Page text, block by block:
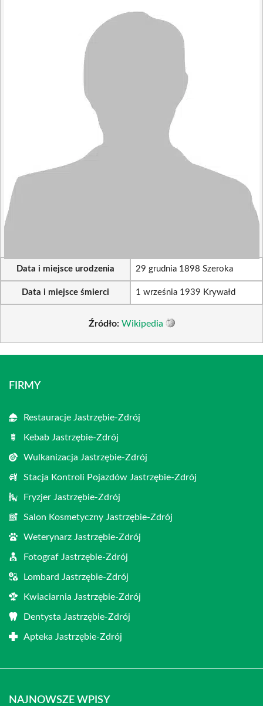
Data i miejsce urodzenia 29 grudnia 1898 Szeroka
Data i miejsce śmierci 1 września 1939 Krywałd
Źródło: Wikipedia
FIRMY
Restauracje Jastrzębie-Zdrój
Kebab Jastrzębie-Zdrój
Wulkanizacja Jastrzębie-Zdrój
Stacja Kontroli Pojazdów Jastrzębie-Zdrój
Fryzjer Jastrzębie-Zdrój
Salon Kosmetyczny Jastrzębie-Zdrój
Weterynarz Jastrzębie-Zdrój
Fotograf Jastrzębie-Zdrój
Lombard Jastrzębie-Zdrój
Kwiaciarnia Jastrzębie-Zdrój
Dentysta Jastrzębie-Zdrój
Apteka Jastrzębie-Zdrój
NAJNOWSZE WPISY